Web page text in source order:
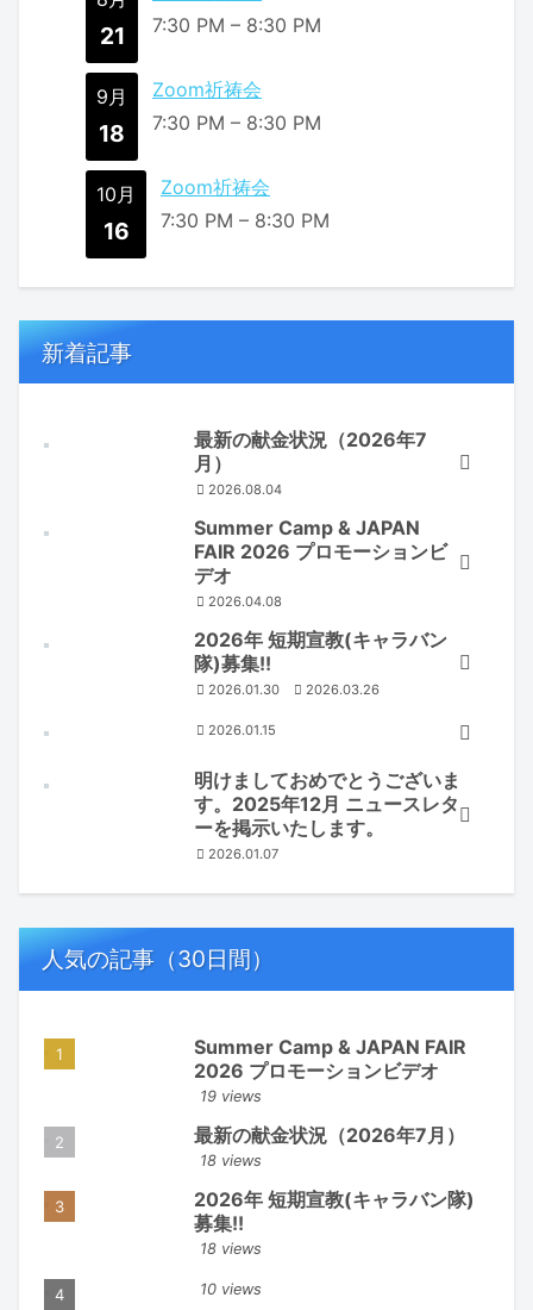
21
7:30 PM – 8:30 PM
9月
18
Zoom祈祷会
7:30 PM – 8:30 PM
10月
16
Zoom祈祷会
7:30 PM – 8:30 PM
新着記事
最新の献金状況（2026年7
月）
2026.08.04
Summer Camp & JAPAN
FAIR 2026 プロモーションビ
デオ
2026.04.08
2026年 短期宣教(キャラバン
隊)募集!!
2026.01.30 2026.03.26
2026.01.15
明けましておめでとうございま
す。2025年12月 ニュースレタ
ーを掲示いたします。
2026.01.07
人気の記事（30日間）
Summer Camp & JAPAN FAIR
2026 プロモーションビデオ
19 views
最新の献金状況（2026年7月）
18 views
2026年 短期宣教(キャラバン隊)
募集!!
18 views
10 views